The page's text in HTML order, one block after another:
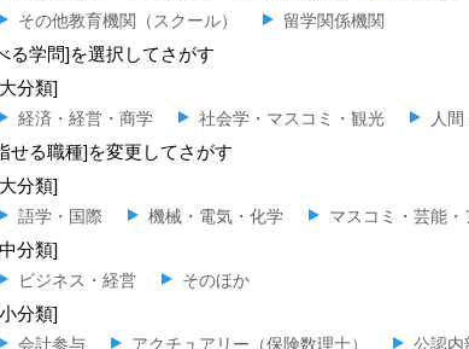
その他教育機関（スクール）
留学関係機関
る学問]を選択してさがす
分類]
経済・経営・商学 社会学・マスコミ・観光 人
せる職種]を変更してさがす
分類]
語学・国際 機械・電気・化学 マスコミ・芸能
分類]
ビジネス・経営 そのほか
分類]
会計参与 アクチュアリー（保険数理士） 公認内